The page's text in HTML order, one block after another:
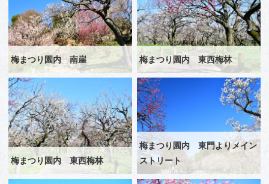
梅まつり園内 南崖 梅まつり園内 東西梅林
梅まつり園内 東西梅林
梅まつり園内 東門よりメイン
ストリート